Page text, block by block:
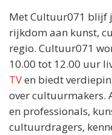
Met Cultuur071 blijf
rijkdom aan kunst,
regio. Cultuur071
10.00 tot 12.00 uur
TVen biedt
over cultuurmakers.
en professionals,
cultuurdragers,